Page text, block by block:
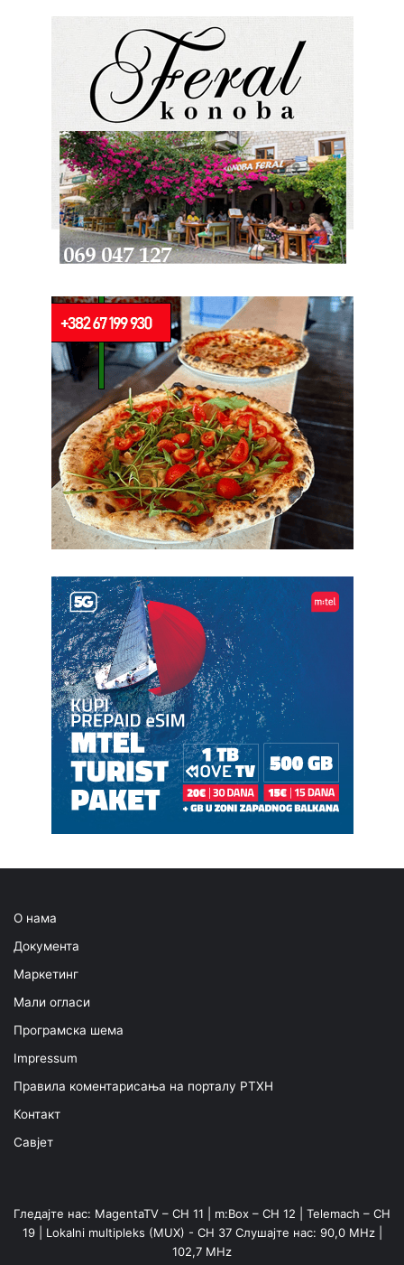
О нама
Документа
Маркетинг
Мали огласи
Програмска шема
Impressum
Правила коментарисања на порталу РТХН
Контакт
Савјет
Гледајте нас: MagentaTV – CH 11 | m:Box – CH 12 | Telemach – CH
19 | Lokalni multipleks (MUX) - CH 37 Слушајте нас: 90,0 MHz |
102,7 MHz